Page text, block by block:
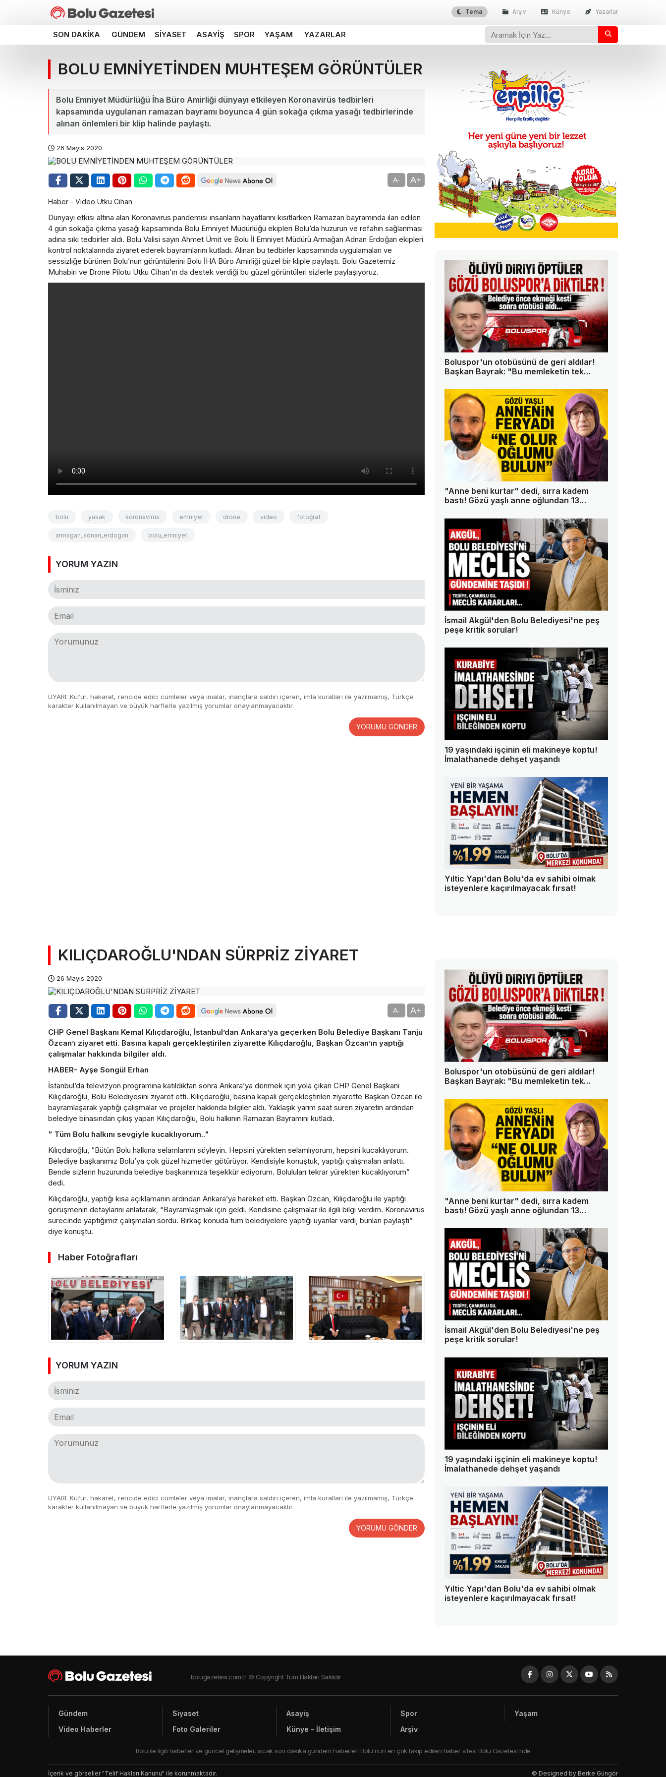
Tema Arşiv Künye Yazarlar
SON DAKIKA GÜNDEM SIYASET ASAYIŞ SPOR YAŞAM YAZARLAR
BOLU EMNİYETİNDEN MUHTEŞEM GÖRÜNTÜLER
Bolu Emniyet Müdürlüğü İha Büro Amirliği dünyayı etkileyen Koronavirüs tedbirleri
kapsamında uygulanan ramazan bayramı boyunca 4 gün sokağa çıkma yasağı tedbirlerinde
alınan önlemleri bir klip halinde paylaştı.
26 Mayıs 2020
A- A+
Haber - Video Utku Cihan
Dünyayı etkisi altına alan Koronavirüs pandemisi insanların hayatlarını kısıtlarken Ramazan bayramında ilan edilen
4 gün sokağa çıkma yasağı kapsamında Bolu Emniyet Müdürlüğü ekipleri Bolu’da huzurun ve refahın sağlanması
adına sıkı tedbirler aldı. Bolu Valisi sayın Ahmet Ümit ve Bolu İl Emniyet Müdürü Armağan Adnan Erdoğan ekipleri
kontrol noktalarında ziyaret ederek bayramlarını kutladı. Alınan bu tedbirler kapsamında uygulamaları ve
sessizliğe bürünen Bolu’nun görüntülerini Bolu İHA Büro Amirliği güzel bir kliple paylaştı. Bolu Gazetemiz
Muhabiri ve Drone Pilotu Utku Cihan'ın da destek verdiği bu güzel görüntüleri sizlerle paylaşıyoruz.
bolu yasak koronavirus emniyet drone video fotoğraf
armagan_adnan_erdogan bolu_emniyet
YORUM YAZIN
UYARI: Küfür, hakaret, rencide edici cümleler veya imalar, inançlara saldırı içeren, imla kuralları ile yazılmamış, Türkçe
karakter kullanılmayan ve büyük harflerle yazılmış yorumlar onaylanmayacaktır.
YORUMU GÖNDER
Boluspor'un otobüsünü de geri aldılar!
Başkan Bayrak: "Bu memleketin tek
"Anne beni kurtar" dedi, sırra kadem
bastı! Gözü yaşlı anne oğlundan 13
İsmail Akgül'den Bolu Belediyesi'ne peş
peşe kritik sorular!
19 yaşındaki işçinin eli makineye koptu!
İmalathanede dehşet yaşandı
Yıltic Yapı'dan Bolu'da ev sahibi olmak
isteyenlere kaçırılmayacak fırsat!
KILIÇDAROĞLU'NDAN SÜRPRİZ ZİYARET
26 Mayıs 2020
A- A+
CHP Genel Başkanı Kemal Kılıçdaroğlu, İstanbul’dan Ankara’ya geçerken Bolu Belediye Başkanı Tanju
Özcan’ı ziyaret etti. Basına kapalı gerçekleştirilen ziyarette Kılıçdaroğlu, Başkan Özcan’ın yaptığı
çalışmalar hakkında bilgiler aldı.
HABER- Ayşe Songül Erhan
İstanbul’da televizyon programına katıldıktan sonra Ankara’ya dönmek için yola çıkan CHP Genel Başkanı
Kılıçdaroğlu, Bolu Belediyesini ziyaret etti. Kılıçdaroğlu, basına kapalı gerçekleştirilen ziyarette Başkan Özcan ile
bayramlaşarak yaptığı çalışmalar ve projeler hakkında bilgiler aldı. Yaklaşık yarım saat süren ziyaretin ardından
belediye binasından çıkış yapan Kılıçdaroğlu, Bolu halkının Ramazan Bayramını kutladı.
" Tüm Bolu halkını sevgiyle kucaklıyorum.."
Kılıçdaroğlu, “Bütün Bolu halkına selamlarımı söyleyin. Hepsini yürekten selamlıyorum, hepsini kucaklıyorum.
Belediye başkanımız Bolu’ya çok güzel hizmetler götürüyor. Kendisiyle konuştuk, yaptığı çalışmaları anlattı.
Bende sizlerin huzurunda belediye başkanımıza teşekkür ediyorum. Boluluları tekrar yürekten kucaklıyorum”
dedi.
Kılıçdaroğlu, yaptığı kısa açıklamanın ardından Ankara’ya hareket etti. Başkan Özcan, Kılıçdaroğlu ile yaptığı
görüşmenin detaylarını anlatarak, “Bayramlaşmak için geldi. Kendisine çalışmalar ile ilgili bilgi verdim. Koronavirüs
sürecinde yaptığımız çalışmaları sordu. Birkaç konuda tüm belediyelere yaptığı uyarılar vardı, bunları paylaştı”
diye konuştu.
Haber Fotoğrafları
YORUM YAZIN
UYARI: Küfür, hakaret, rencide edici cümleler veya imalar, inançlara saldırı içeren, imla kuralları ile yazılmamış, Türkçe
karakter kullanılmayan ve büyük harflerle yazılmış yorumlar onaylanmayacaktır.
YORUMU GÖNDER
Boluspor'un otobüsünü de geri aldılar!
Başkan Bayrak: "Bu memleketin tek
"Anne beni kurtar" dedi, sırra kadem
bastı! Gözü yaşlı anne oğlundan 13
İsmail Akgül'den Bolu Belediyesi'ne peş
peşe kritik sorular!
19 yaşındaki işçinin eli makineye koptu!
İmalathanede dehşet yaşandı
Yıltic Yapı'dan Bolu'da ev sahibi olmak
isteyenlere kaçırılmayacak fırsat!
bolugazetesi.com.tr © Copyright Tüm Hakları Saklıdır
Gündem Siyaset Asayiş Spor
Yaşam
Video Haberler
Foto Galeriler Künye - İletişim Arşiv
Bolu ile ilgili haberler ve güncel gelişmeler, sıcak son dakika gündem haberleri Bolu'nun en çok takip edilen haber sitesi Bolu Gazetesi'nde
İçerik ve görseller "Telif Hakları Kanunu" ile korunmaktadır. © Designed by Berke Güngör